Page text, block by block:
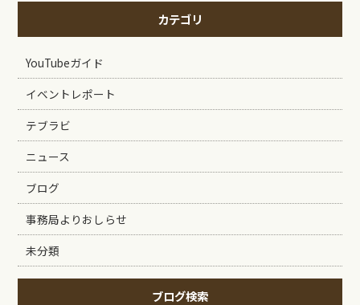
カテゴリ
YouTubeガイド
イベントレポート
テブラビ
ニュース
ブログ
事務局よりおしらせ
未分類
ブログ検索